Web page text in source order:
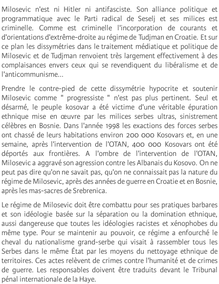
Milosevic n'est ni Hitler ni antifasciste. Son alliance politique et
programmatique avec le Parti radical de Seselj et ses milices est
criminelle. Comme est criminelle l'incorporation de courants et
d'orientations d'extrême-droite au régime de Tudjman en Croatie. Et sur
ce plan les dissymétries dans le traitement médiatique et politique de
Milosevic et de Tudjman renvoient très largement effectivement à des
complaisances envers ceux qui se revendiquent du libéralisme et de
l'anticommunisme...
Prendre le contre-pied de cette dissymétrie hypocrite et soutenir
Milosevic comme " progressiste " n'est pas plus pertinent. Seul et
désarmé, le peuple kosovar a été victime d'une véritable épuration
ethnique mise en œuvre par les milices serbes ultras, sinistrement
célèbres en Bosnie. Dans l'année 1998 les exactions des forces serbes
ont chassé de leurs habitations environ 200 000 Kosovars et, en une
semaine, après l'intervention de l'OTAN, 400 000 Kosovars ont été
déportés aux frontières. A l'ombre de l'intervention de l'OTAN,
Milosevic a aggravé son agression contre les Albanais du Kosovo. On ne
peut pas dire qu'on ne savait pas, qu'on ne connaissait pas la nature du
régime de Milosevic, après des années de guerre en Croatie et en Bosnie,
après les mas-sacres de Srebrenica.
Le régime de Milosevic doit être combattu pour ses pratiques barbares
et son idéologie basée sur la séparation ou la domination ethnique,
aussi dangereuse que toutes les idéologies racistes et xénophobes du
même type. Pour se maintenir au pouvoir, ce régime a enfourché le
cheval du nationalisme grand-serbe qui visait à rassembler tous les
Serbes dans le même État par les moyens du nettoyage ethnique de
territoires. Ces actes relèvent de crimes contre l'humanité et de crimes
de guerre. Les responsables doivent être traduits devant le Tribunal
pénal internationale de la Haye.